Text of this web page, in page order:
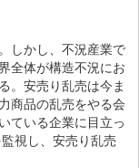
しかし、不況産業で
全体が構造不況にお
。安売り乱売は今ま
商品の乱売をやる会
ている企業に目立っ
視し、安売り乱売